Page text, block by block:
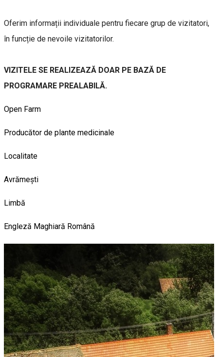
Oferim informații individuale pentru fiecare grup de vizitatori,
în funcție de nevoile vizitatorilor.
VIZITELE SE REALIZEAZĂ DOAR PE BAZĂ DE
PROGRAMARE PREALABILĂ.
Open Farm
Producător de plante medicinale
Localitate
Avrămești
Limbă
Engleză Maghiară Română